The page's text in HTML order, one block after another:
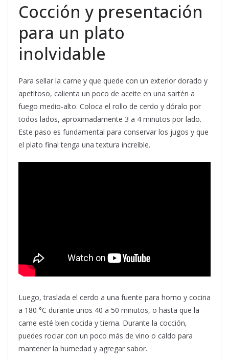
Cocción y presentación
para un plato
inolvidable
Para sellar la carne y que quede con un exterior dorado y
apetitoso, calienta un poco de aceite en una sartén a
fuego medio-alto. Coloca el rollo de cerdo y dóralo por
todos lados, aproximadamente 3 a 4 minutos por lado.
Este paso es fundamental para conservar los jugos y que
el plato final tenga una textura increíble.
Luego, traslada el cerdo a una fuente para horno y cocina
a 180 °C durante unos 40 a 50 minutos, o hasta que la
carne esté bien cocida y tierna. Durante la cocción,
puedes rociar con un poco más de vino o caldo para
mantener la humedad y agregar sabor.